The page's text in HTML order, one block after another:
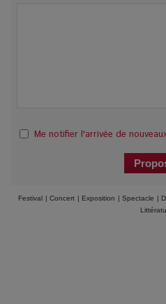
Me notifier l'arrivée de
Festival | Concert | Exposition | Spectacle |